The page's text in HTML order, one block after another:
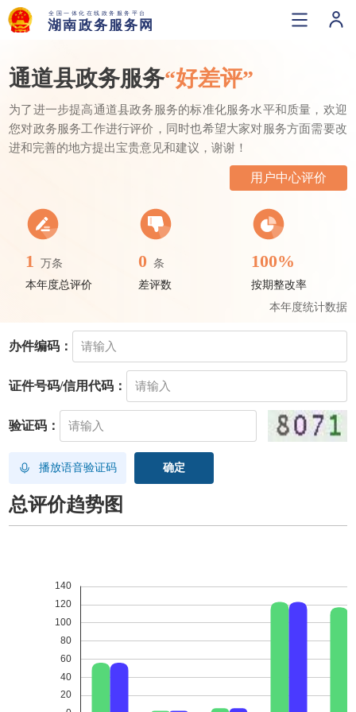
通道县政务服务“好差评”
为了进一步提高通道县政务服务的标准化服务水平和质量，欢迎
您对政务服务工作进行评价，同时也希望大家对服务方面需要改
进和完善的地方提出宝贵意见和建议，谢谢！
用户中心评价
1
万条
本年度总评价
0 条
差评数
100%
按期整改率
本年度统计数据
办件编码：
证件号码/信用代码：
验证码：
播放语音验证码
总评价趋势图